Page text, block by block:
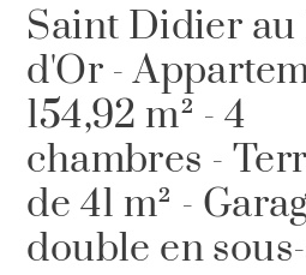
Saint Didier
d'Or -
154,92 m² - 4
chambres -
de 41 m² -
double en